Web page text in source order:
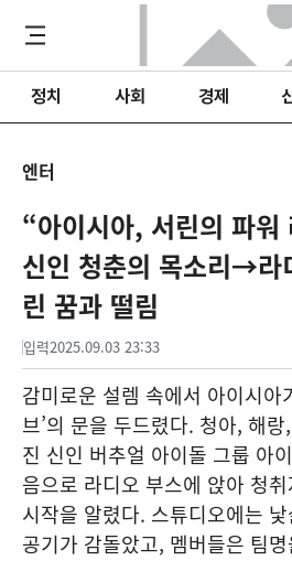
정치 사회 경제
엔터
“아이시아, 서린의 파
신인 청춘의 목소리→라
린 꿈과 떨림
입력2025.09.03 23:33
감미로운 설렘 속에서 아이시아
브’의 문을 두드렸다. 청아, 해
진 신인 버추얼 아이돌 그룹 아
음으로 라디오 부스에 앉아 청
시작을 알렸다. 스튜디오에는
공기가 감돌았고, 멤버들은 팀